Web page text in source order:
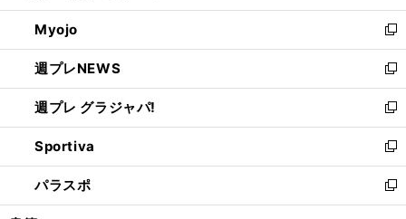
開
く
ウ
で
開
く
ン
ド
ウ
で
開
く
ウ
ィ
ン
ド
ウ
で
開
く
Myojo
新
し
い
ウ
ィ
ン
ド
ウ
で
開
週プレNEWS
新
し
い
ウ
ィ
ン
ド
ウ
週プレ グラジャパ!
新
し
い
ウ
ィ
ン
Sportiva
新
し
い
ウ
パラスポ
新
し